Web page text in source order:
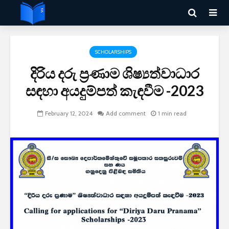
SCHOLARSHIPS
දිරිය දරු ප්‍රණාම ශිෂ්‍යත්වාධාර
සඳහා අයදුම්පත් කැඳවීම -2023
February 12, 2024 Add comment 1 min read